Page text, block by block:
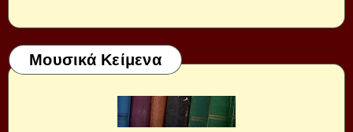
Μουσικά Κείμενα